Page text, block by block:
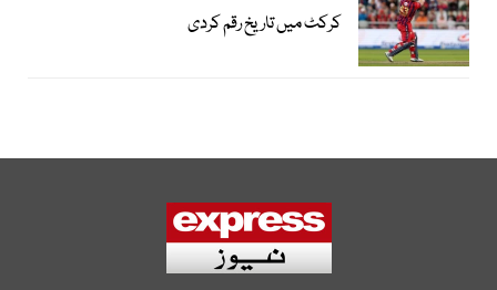
کرکٹ میں تاریخ رقم کردی